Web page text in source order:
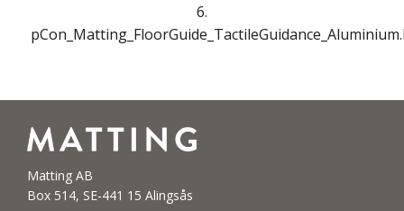
6.
Matting AB
Box 514, SE-441 15 Alingsås